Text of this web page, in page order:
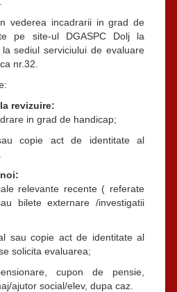
vederea incadrarii in grad de
pe site-ul DGASPC Dolj la
sediul serviciului de evaluare
nr.32.
revizuire:
in grad de handicap;
copie act de identitate al
relevante recente ( referate
bilete externare /investigatii
copie act de identitate al
solicita evaluarea;
cupon de pensie,
ajutor social/elev, dupa caz.